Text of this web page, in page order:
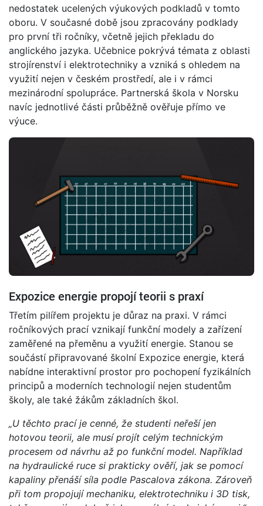
nedostatek ucelených výukových podkladů v tomto
oboru. V současné době jsou zpracovány podklady
pro první tři ročníky, včetně jejich překladu do
anglického jazyka. Učebnice pokrývá témata z oblasti
strojírenství i elektrotechniky a vzniká s ohledem na
využití nejen v českém prostředí, ale i v rámci
mezinárodní spolupráce. Partnerská škola v Norsku
navíc jednotlivé části průběžně ověřuje přímo ve
výuce.
Expozice energie propojí teorii s praxí
Třetím pilířem projektu je důraz na praxi. V rámci
ročníkových prací vznikají funkční modely a zařízení
zaměřené na přeměnu a využití energie. Stanou se
součástí připravované školní Expozice energie, která
nabídne interaktivní prostor pro pochopení fyzikálních
principů a moderních technologií nejen studentům
školy, ale také žákům základních škol.
„U těchto prací je cenné, že studenti neřeší jen
hotovou teorii, ale musí projít celým technickým
procesem od návrhu až po funkční model. Například
na hydraulické ruce si prakticky ověří, jak se pomocí
kapaliny přenáší síla podle Pascalova zákona. Zároveň
při tom propojují mechaniku, elektrotechniku i 3D tisk,